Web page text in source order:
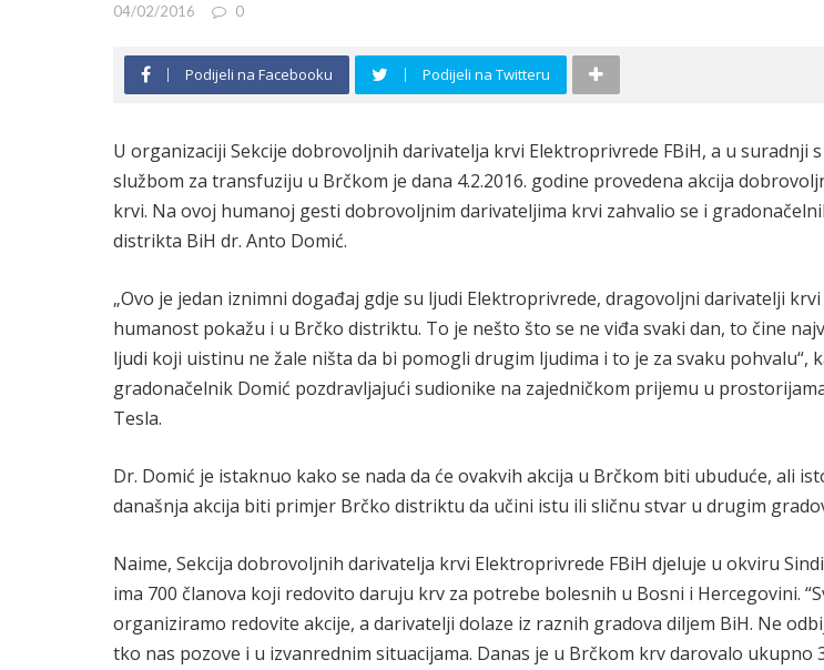
04/02/2016 0
Podijeli na Facebooku Podijeli na Twitteru
U organizaciji Sekcije dobrovoljnih darivatelja krvi Elektroprivrede FBiH, a u suradnji
službom za transfuziju u Brčkom je dana 4.2.2016. godine provedena akcija
krvi. Na ovoj humanoj gesti dobrovoljnim darivateljima krvi zahvalio se i
distrikta BiH dr. Anto Domić.
„Ovo je jedan iznimni događaj gdje su ljudi Elektroprivrede, dragovoljni darivatelji
humanost pokažu i u Brčko distriktu. To je nešto što se ne viđa svaki dan, to čine
ljudi koji uistinu ne žale ništa da bi pomogli drugim ljudima i to je za svaku pohvalu“,
gradonačelnik Domić pozdravljajući sudionike na zajedničkom prijemu u
Tesla.
Dr. Domić je istaknuo kako se nada da će ovakvih akcija u Brčkom biti ubuduće, ali
današnja akcija biti primjer Brčko distriktu da učini istu ili sličnu stvar u drugim
Naime, Sekcija dobrovoljnih darivatelja krvi Elektroprivrede FBiH djeluje u okviru
ima 700 članova koji redovito daruju krv za potrebe bolesnih u Bosni i Hercegovini.
organiziramo redovite akcije, a darivatelji dolaze iz raznih gradova diljem BiH. Ne
tko nas pozove i u izvanrednim situacijama. Danas je u Brčkom krv darovalo ukupno